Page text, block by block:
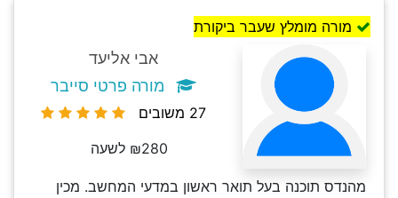
מורה מומלץ שעבר ביקורת
אבי אליעד
מורה פרטי סייבר
27 משובים
₪280 לשעה
מהנדס תוכנה בעל תואר ראשון במדעי המחשב. מכין